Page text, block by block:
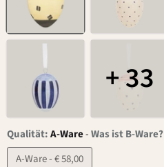
+ 33
Qualität:A-Ware-Was ist B-Ware?
A-Ware - € 58,00